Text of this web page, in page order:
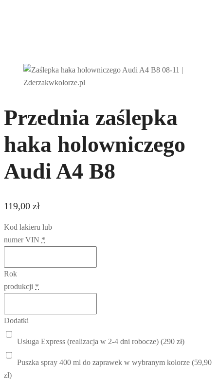
Przednia zaślepka
haka holowniczego
Audi A4 B8
119,00 zł
Kod lakieru lub
numer VIN *
Rok
produkcji *
Dodatki
Usługa Express (realizacja w 2-4 dni robocze) (290 zł)
Puszka spray 400 ml do zaprawek w wybranym kolorze (59,90
zł)